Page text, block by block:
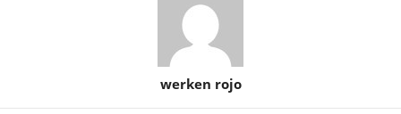
werken rojo